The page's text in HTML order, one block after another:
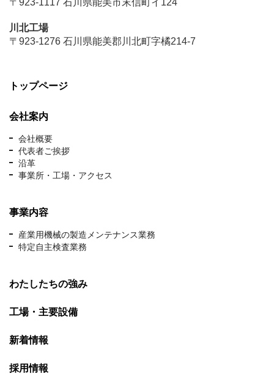
〒923-1117 石川県能美市末信町イ124
川北工場
〒923-1276 石川県能美郡川北町字橘214-7
トップページ
会社案内
会社概要
代表者ご挨拶
沿革
事業所・工場・アクセス
事業内容
産業用機械の製造メンテナンス業務
特定自主検査業務
わたしたちの強み
工場・主要設備
新着情報
採用情報